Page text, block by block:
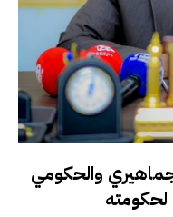
والحكومي
لحكومته